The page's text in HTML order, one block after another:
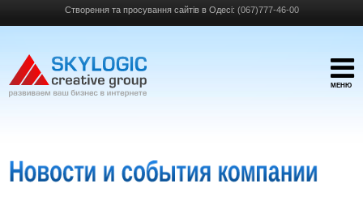
Створення та просування сайтів в Одесі: (067)777-46-00
МЕНЮ